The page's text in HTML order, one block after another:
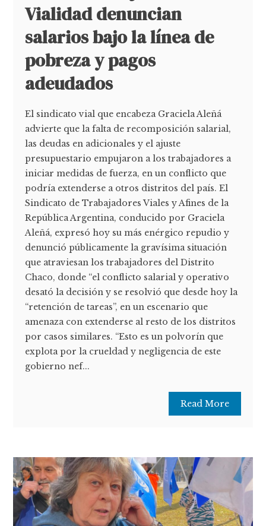
Vialidad denuncian
salarios bajo la línea de
pobreza y pagos
adeudados
El sindicato vial que encabeza Graciela Aleñá
advierte que la falta de recomposición salarial,
las deudas en adicionales y el ajuste
presupuestario empujaron a los trabajadores a
iniciar medidas de fuerza, en un conflicto que
podría extenderse a otros distritos del país. El
Sindicato de Trabajadores Viales y Afines de la
República Argentina, conducido por Graciela
Aleñá, expresó hoy su más enérgico repudio y
denunció públicamente la gravísima situación
que atraviesan los trabajadores del Distrito
Chaco, donde “el conflicto salarial y operativo
desató la decisión y se resolvió que desde hoy la
“retención de tareas”, en un escenario que
amenaza con extenderse al resto de los distritos
por casos similares. “Esto es un polvorín que
explota por la crueldad y negligencia de este
gobierno nef...
Read More